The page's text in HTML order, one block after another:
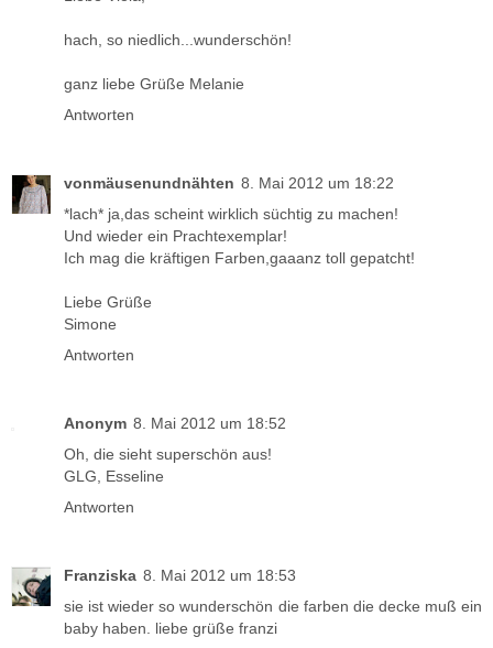
hach, so niedlich...wunderschön!
ganz liebe Grüße Melanie
Antworten
vonmäusenundnähten 8. Mai 2012 um 18:22
*lach* ja,das scheint wirklich süchtig zu machen!
Und wieder ein Prachtexemplar!
Ich mag die kräftigen Farben,gaaanz toll gepatcht!
Liebe Grüße
Simone
Antworten
Anonym 8. Mai 2012 um 18:52
Oh, die sieht superschön aus!
GLG, Esseline
Antworten
Franziska 8. Mai 2012 um 18:53
sie ist wieder so wunderschön die farben die decke muß ein
baby haben. liebe grüße franzi